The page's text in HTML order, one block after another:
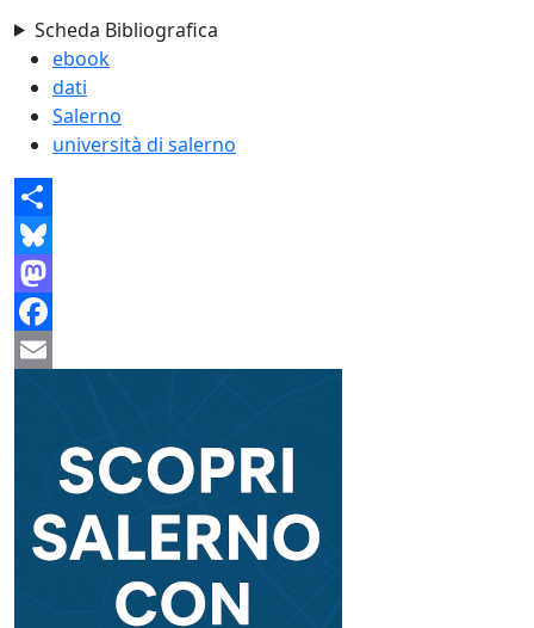
Scheda Bibliografica
ebook
dati
Salerno
università di salerno
Share
Bluesky
Mastodon
Facebook